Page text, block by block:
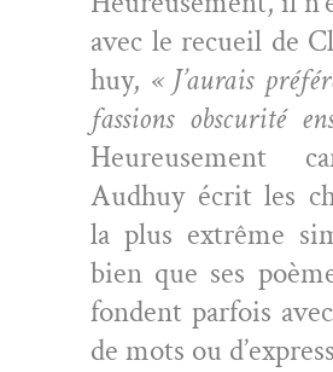
avec le recueil de
huy, « J’aurais
fas­sions obscu­rité
Heureuse­ment
Aud­huy écrit les
la plus extrême
bien que ses
fondent par­fois
de mots ou